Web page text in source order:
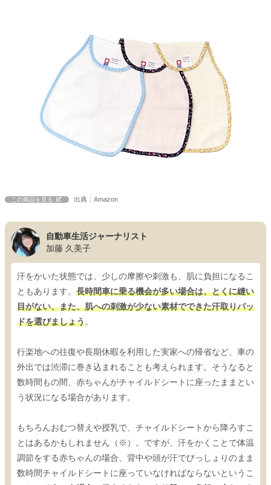
この商品を見る 出典：Amazon
自動車生活ジャーナリスト
加藤 久美子
汗をかいた状態では、少しの摩擦や刺激も、肌に負担になるこ
ともあります。 長時間車に乗る機会が多い場合は、とくに縫い
目がない、また、肌への刺激が少ない素材でできた汗取りパッ
ドを選びましょう。
行楽地への往復や長期休暇を利用した実家への帰省など、車の
外出では渋滞に巻き込まれることも考えられます。そうなると
数時間もの間、赤ちゃんがチャイルドシートに座ったままとい
う状況になる場合があります。
もちろんおむつ替えや授乳で、チャイルドシートから降ろすこ
とはあるかもしれません（※）。ですが、汗をかくことで体温
調節をする赤ちゃんの場合、背中や頭が汗でびっしょりのまま
数時間チャイルドシートに座っていなければならないというこ